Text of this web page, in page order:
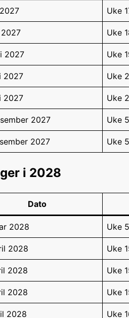
Uke
Uke
2027 Uke
2027 Uke
2027 Uke
2027 Uke
2027 Uke
i 2028
Dato
2028 Uke
2028 Uke
2028 Uke
2028 Uke
2028 Uke